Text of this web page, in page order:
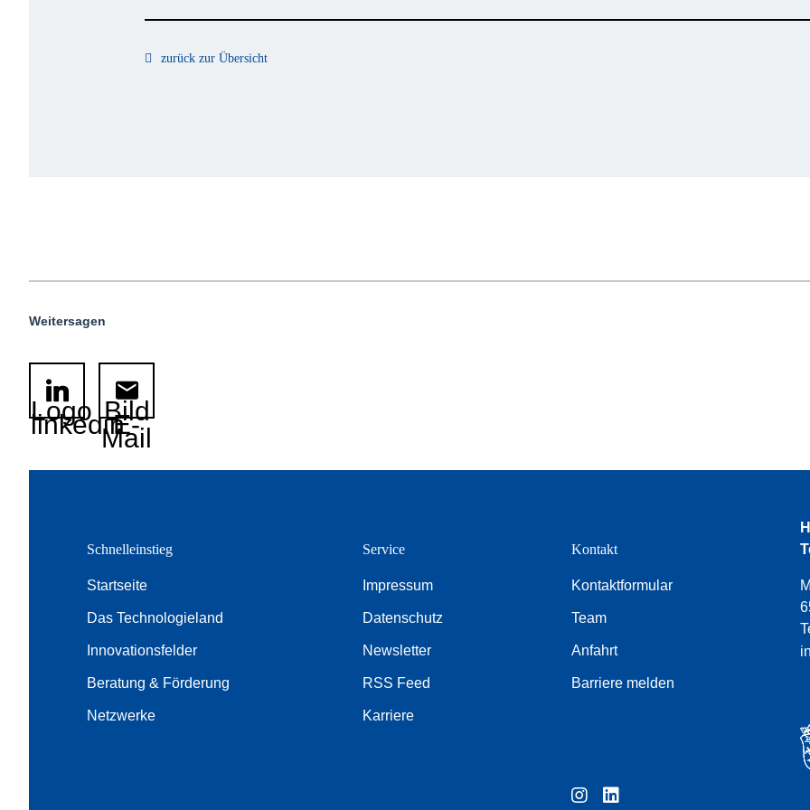
zurück zur Übersicht
Weitersagen
Logo
linkedinBild
E-
Mail
Schnelleinstieg
Startseite
Das Technologieland
Innovationsfelder
Beratung & Förderung
Netzwerke
Service
Impressum
Datenschutz
Newsletter
RSS Feed
Karriere
Kontakt
Kontaktformular
Team
Anfahrt
Barriere melden